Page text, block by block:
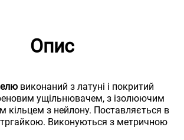
Опис
виконаний з латуні і покритий
ущільнювачем, з ізолюючим
кільцем з нейлону. Поставляється в
Виконуються з метричною